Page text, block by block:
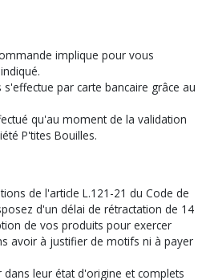
implique pour vous
par carte bancaire grâce au
qu'au moment de la validation
P'tites Bouilles.
de l'article L.121-21 du Code de
d'un délai de rétractation de 14
de vos produits pour exercer
avoir à justifier de motifs ni à payer
leur état d'origine et complets